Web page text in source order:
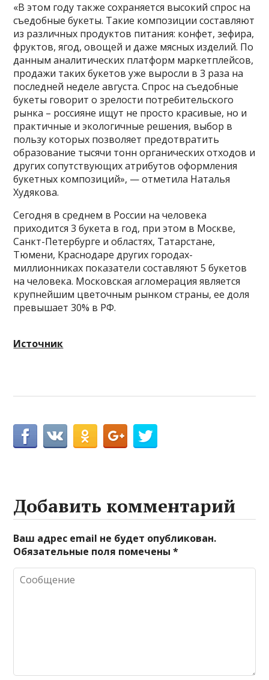
«В этом году также сохраняется высокий спрос на
съедобные букеты. Такие композиции составляют
из различных продуктов питания: конфет, зефира,
фруктов, ягод, овощей и даже мясных изделий. По
данным аналитических платформ маркетплейсов,
продажи таких букетов уже выросли в 3 раза на
последней неделе августа. Спрос на съедобные
букеты говорит о зрелости потребительского
рынка – россияне ищут не просто красивые, но и
практичные и экологичные решения, выбор в
пользу которых позволяет предотвратить
образование тысячи тонн органических отходов и
других сопутствующих атрибутов оформления
букетных композиций», — отметила Наталья
Худякова.
Сегодня в среднем в России на человека
приходится 3 букета в год, при этом в Москве,
Санкт-Петербурге и областях, Татарстане,
Тюмени, Краснодаре других городах-
миллионниках показатели составляют 5 букетов
на человека. Московская агломерация является
крупнейшим цветочным рынком страны, ее доля
превышает 30% в РФ.
Источник
Добавить комментарий
Ваш адрес email не будет опубликован.
Обязательные поля помечены*